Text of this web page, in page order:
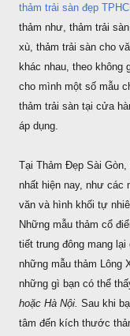
thảm trải sàn đẹp
thảm như, thảm trải
xù, thảm trải sàn cho
khác nhau, theo không
cho mình một số mẫu
thảm trải sàn tại cửa
áp dụng.
Tại Thảm Đẹp Sài
nhất hiện nay, như các
văn và hình khối tự
Những mẫu thảm cổ
tiết trung đông mang
những mẫu thảm Lông
những gì bạn có thể
hoặc Hà Nội. Sau khi
tâm đến kích thước